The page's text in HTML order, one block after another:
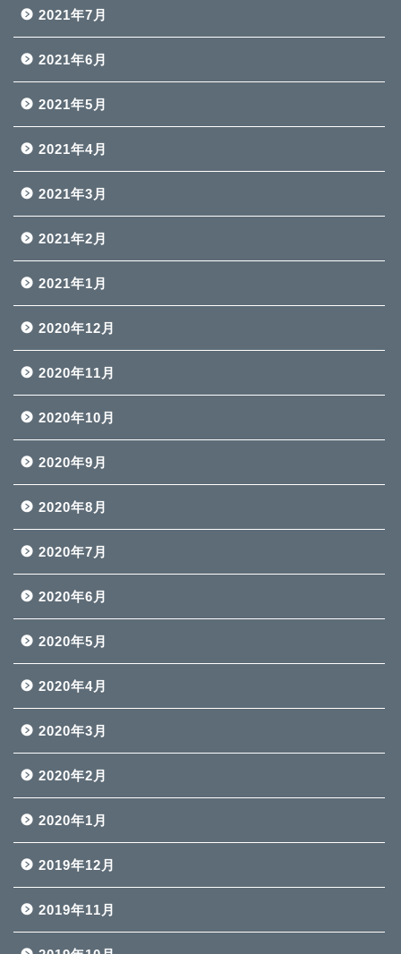
2021年7月
2021年6月
2021年5月
2021年4月
2021年3月
2021年2月
2021年1月
2020年12月
2020年11月
2020年10月
2020年9月
2020年8月
2020年7月
2020年6月
2020年5月
2020年4月
2020年3月
2020年2月
2020年1月
2019年12月
2019年11月